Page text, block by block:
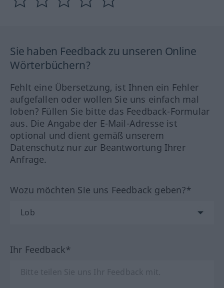
Sie haben Feedback zu unseren Online
Wörterbüchern?
Fehlt eine Übersetzung, ist Ihnen ein Fehler
aufgefallen oder wollen Sie uns einfach mal
loben? Füllen Sie bitte das Feedback-Formular
aus. Die Angabe der E-Mail-Adresse ist
optional und dient gemäß unserem
Datenschutz nur zur Beantwortung Ihrer
Anfrage.
Wozu möchten Sie uns Feedback geben?*
Ihr Feedback*